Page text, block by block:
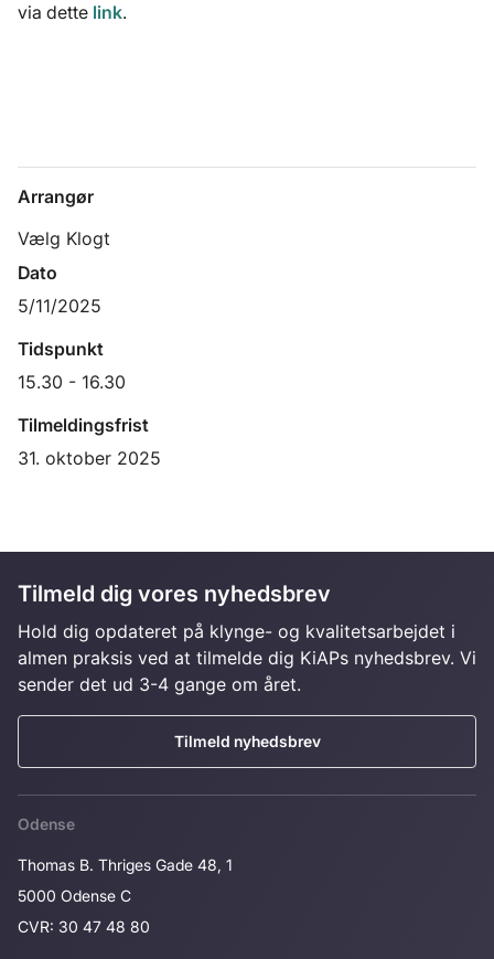
via dette link.
Arrangør
Vælg Klogt
Dato
5/11/2025
Tidspunkt
15.30 - 16.30
Tilmeldingsfrist
31. oktober 2025
Tilmeld dig vores nyhedsbrev
Hold dig opdateret på klynge- og kvalitetsarbejdet i
almen praksis ved at tilmelde dig KiAPs nyhedsbrev. Vi
sender det ud 3-4 gange om året.
Tilmeld nyhedsbrev
Odense
Thomas B. Thriges Gade 48, 1
5000 Odense C
CVR: 30 47 48 80